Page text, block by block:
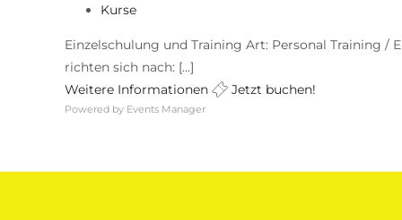
Kurse
Einzelschulung und Training Art: Personal Training
richten sich nach: [...]
Weitere Informationen
Jetzt buchen!
Powered by Events Manager